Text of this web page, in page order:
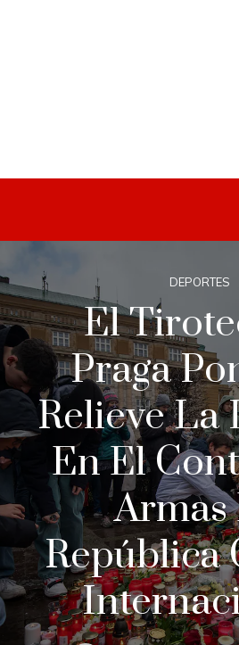
DEPORTES
El
Praga
Relieve La
En El
Armas
República